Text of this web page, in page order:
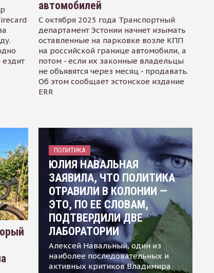
автомобилей
С октября 2025 года Транспортный
департамент Эстонии начнет изымать
оставленные на парковке возле КПП
на российской границе автомобили, а
потом - если их законные владельцы
не объявятся через месяц - продавать.
Об этом сообщает эстонское издание
ERR
ПОЛИТИКА
ЮЛИЯ НАВАЛЬНАЯ
ЗАЯВИЛА, ЧТО ПОЛИТИКА
ОТРАВИЛИ В КОЛОНИИ —
ЭТО, ПО ЕЕ СЛОВАМ,
ПОДТВЕРДИЛИ ДВЕ
ЛАБОРАТОРИИ
Алексей Навальный, один из
наиболее последовательных и
активных критиков Владимира